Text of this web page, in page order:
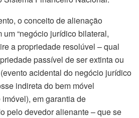
o conceito de alienação
“negócio jurídico bilateral,
a propriedade resolúvel – qual
passível de ser extinta ou
acidental do negócio jurídico
indireta do bem móvel
em garantia de
pelo devedor alienante – que se